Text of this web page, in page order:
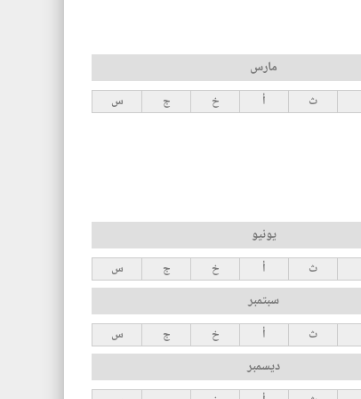
مارس
ث أ خ ج س
يونيو
ث أ خ ج س
سبتمبر
ث أ خ ج س
ديسمبر